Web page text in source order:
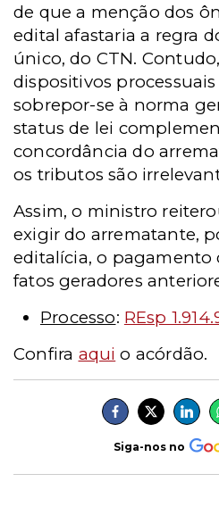
de que a menção dos
edital afastaria a regra
único, do CTN.
dispositivos
sobrepor-se à norma
status de lei
concordância do
os tributos são
Assim, o ministro
exigir do arrematante,
editalícia, o pagamento
fatos geradores
Processo: REsp
Confira aqui o acórdão.
Siga-nos no